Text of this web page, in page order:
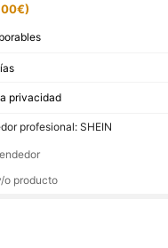
privacidad
profesional: SHEIN
o producto